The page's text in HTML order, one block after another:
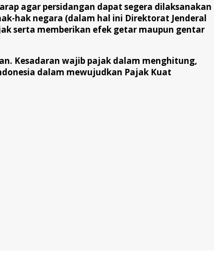
agar persidangan dapat segera dilaksanakan
hak negara (dalam hal ini Direktorat Jenderal
serta memberikan efek getar maupun gentar
Kesadaran wajib pajak dalam menghitung,
dalam mewujudkan Pajak Kuat